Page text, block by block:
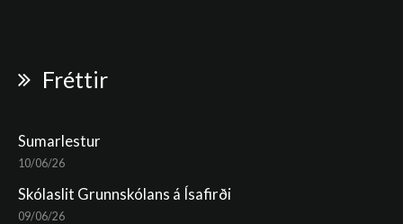
Fréttir
Sumarlestur
10/06/26
Skólaslit Grunnskólans á Ísafirði
09/06/26